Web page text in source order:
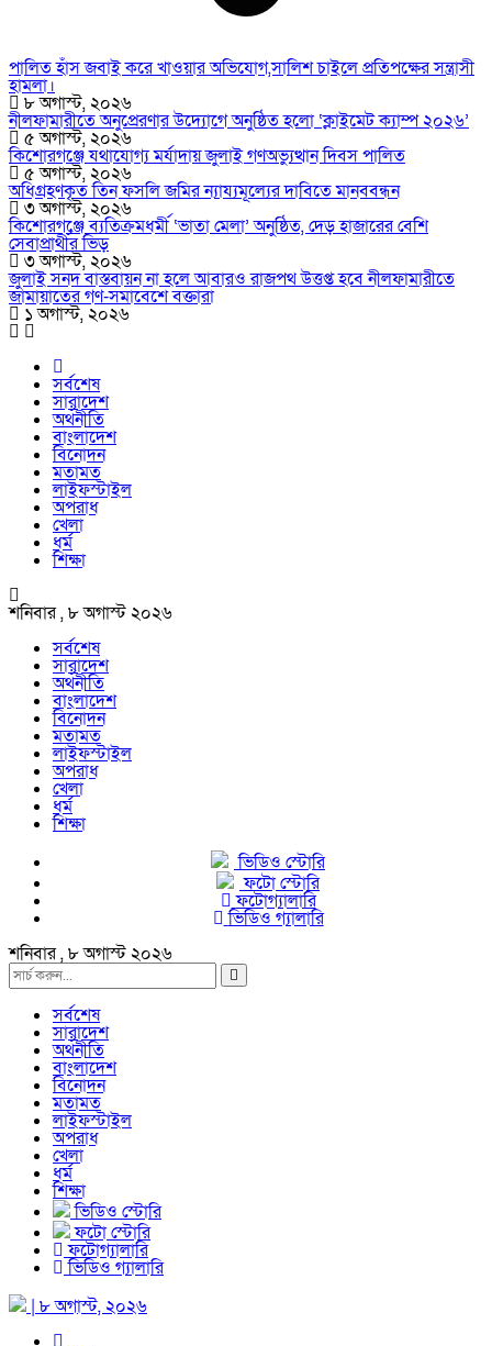
পালিত হাঁস জবাই করে খাওয়ার অভিযোগ,সালিশ চাইলে প্রতিপক্ষের সন্ত্রাসী
হামলা।
৮ অগাস্ট, ২০২৬
নীলফামারীতে অনুপ্রেরণার উদ্যোগে অনুষ্ঠিত হলো ‘ক্লাইমেট ক্যাম্প ২০২৬’
৫ অগাস্ট, ২০২৬
কিশোরগঞ্জে যথাযোগ্য মর্যাদায় জুলাই গণঅভ্যুত্থান দিবস পালিত
৫ অগাস্ট, ২০২৬
অধিগ্রহণকৃত তিন ফসলি জমির ন্যায্যমূল্যের দাবিতে মানববন্ধন
৩ অগাস্ট, ২০২৬
কিশোরগঞ্জে ব্যতিক্রমধর্মী ‘ভাতা মেলা’ অনুষ্ঠিত, দেড় হাজারের বেশি
সেবাপ্রার্থীর ভিড়
৩ অগাস্ট, ২০২৬
জুলাই সনদ বাস্তবায়ন না হলে আবারও রাজপথ উত্তপ্ত হবে নীলফামারীতে
জামায়াতের গণ-সমাবেশে বক্তারা
১ অগাস্ট, ২০২৬
সর্বশেষ
সারাদেশ
অর্থনীতি
বাংলাদেশ
বিনোদন
মতামত
লাইফস্টাইল
অপরাধ
খেলা
ধর্ম
শিক্ষা
শনিবার , ৮ অগাস্ট ২০২৬
সর্বশেষ
সারাদেশ
অর্থনীতি
বাংলাদেশ
বিনোদন
মতামত
লাইফস্টাইল
অপরাধ
খেলা
ধর্ম
শিক্ষা
ভিডিও স্টোরি
ফটো স্টোরি
ফটোগ্যালারি
ভিডিও গ্যালারি
শনিবার , ৮ অগাস্ট ২০২৬
সর্বশেষ
সারাদেশ
অর্থনীতি
বাংলাদেশ
বিনোদন
মতামত
লাইফস্টাইল
অপরাধ
খেলা
ধর্ম
শিক্ষা
ভিডিও স্টোরি
ফটো স্টোরি
ফটোগ্যালারি
ভিডিও গ্যালারি
| ৮ অগাস্ট, ২০২৬